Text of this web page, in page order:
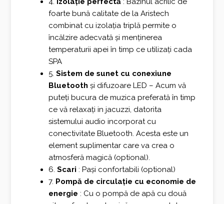
foarte bună calitate de la Aristech
combinat cu izolația triplă permite o
încălzire adecvată și menținerea
temperaturii apei în timp ce utilizați cada
SPA
5.Sistem de sunet cu conexiune
Bluetooth și difuzoare LED – Acum vă
puteți bucura de muzica preferată în timp
ce vă relaxați in jacuzzi, datorita
sistemului audio incorporat cu
conectivitate Bluetooth. Acesta este un
element suplimentar care va crea o
atmosferă magică (optional).
6.Scari : Pași confortabili (optional)
7. Pompă de circulație cu economie de
energie : Cu o pompă de apă cu două